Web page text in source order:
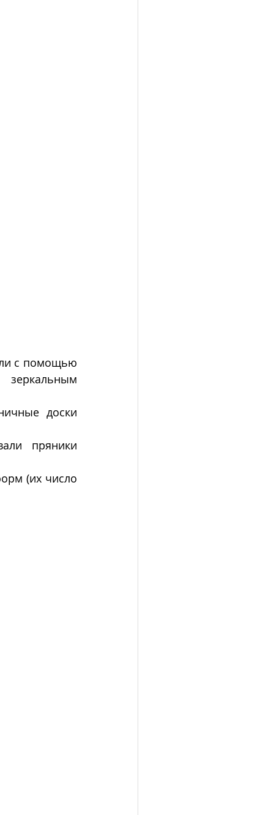
с помощью
доски
пряники
(их число